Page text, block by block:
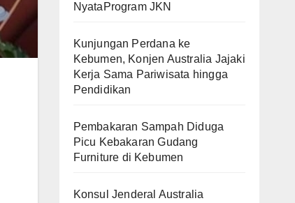
NyataProgram JKN
Kunjungan Perdana ke
Kebumen, Konjen Australia Jajaki
Kerja Sama Pariwisata hingga
Pendidikan
Pembakaran Sampah Diduga
Picu Kebakaran Gudang
Furniture di Kebumen
Konsul Jenderal Australia